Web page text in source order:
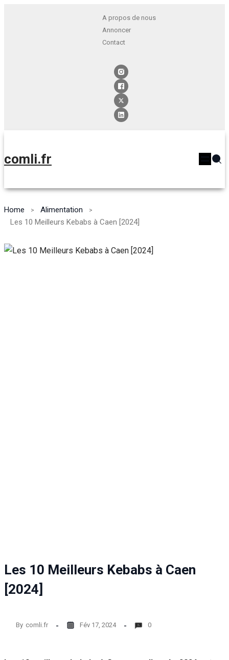
A propos de nous
Annoncer
Contact
comli.fr
Home
Alimentation
Les 10 Meilleurs Kebabs à Caen [2024]
Les 10 Meilleurs Kebabs à Caen
[2024]
By comli.fr Fév 17, 2024 0
de la façon
dont le site
Web est
utilisé.
Experience